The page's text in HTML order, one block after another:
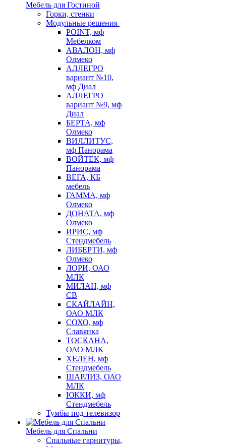
Мебель для Гостиной
Горки, стенки
Модульные решения
POINT, мф
Мебелком
АВАЛОН, мф
Олмеко
АЛЛЕГРО
вариант №10,
мф Диал
АЛЛЕГРО
вариант №9, мф
Диал
БЕРТА, мф
Олмеко
ВИЛЛИТУС,
мф Панорама
ВОЙТЕК, мф
Панорама
ВЕГА, КБ
мебель
ГАММА, мф
Олмеко
ДОНАТА, мф
Олмеко
ИРИС, мф
Стендмебель
ЛИБЕРТИ, мф
Олмеко
ЛОРИ, ОАО
МЛК
МИЛАН, мф
СВ
СКАЙЛАЙН,
ОАО МЛК
СОХО, мф
Славянка
ТОСКАНА,
ОАО МЛК
ХЕЛЕН, мф
Стендмебель
ШАРЛИЗ, ОАО
МЛК
ЮККИ, мф
Стендмебель
Тумбы под телевизор
Мебель для Спальни
Спальные гарнитуры,